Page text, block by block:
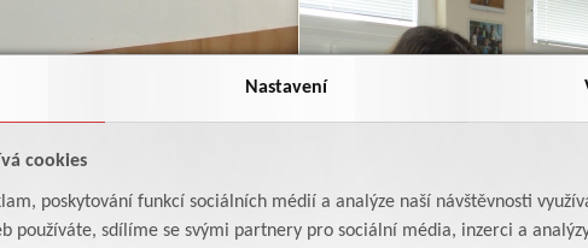
Nastavení
cookies
poskytování funkcí sociálních médií a analýze naší návštěvnosti
používáte, sdílíme se svými partnery pro sociální média, inzerci a